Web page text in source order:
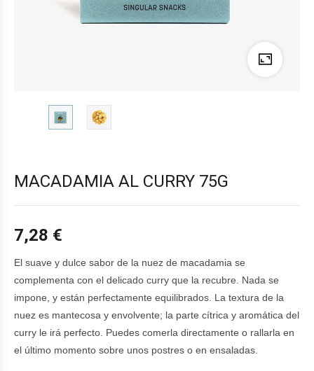
MACADAMIA AL CURRY 75G
7,28 €
El suave y dulce sabor de la nuez de macadamia se
complementa con el delicado curry que la recubre. Nada se
impone, y están perfectamente equilibrados. La textura de la
nuez es mantecosa y envolvente; la parte cítrica y aromática del
curry le irá perfecto. Puedes comerla directamente o rallarla en
el último momento sobre unos postres o en ensaladas.